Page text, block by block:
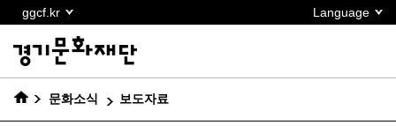
바로가기
ggcf.kr Language
문화소식 보도자료